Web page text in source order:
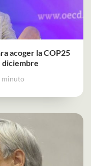
acoger la COP25
diciembre